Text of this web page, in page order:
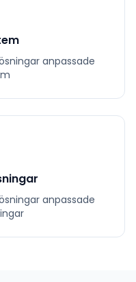
anpassade
anpassade